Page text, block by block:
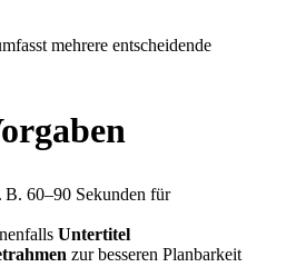
mehrere entscheidende
B. 60–90 Sekunden für
Untertitel
zur besseren Planbarkeit